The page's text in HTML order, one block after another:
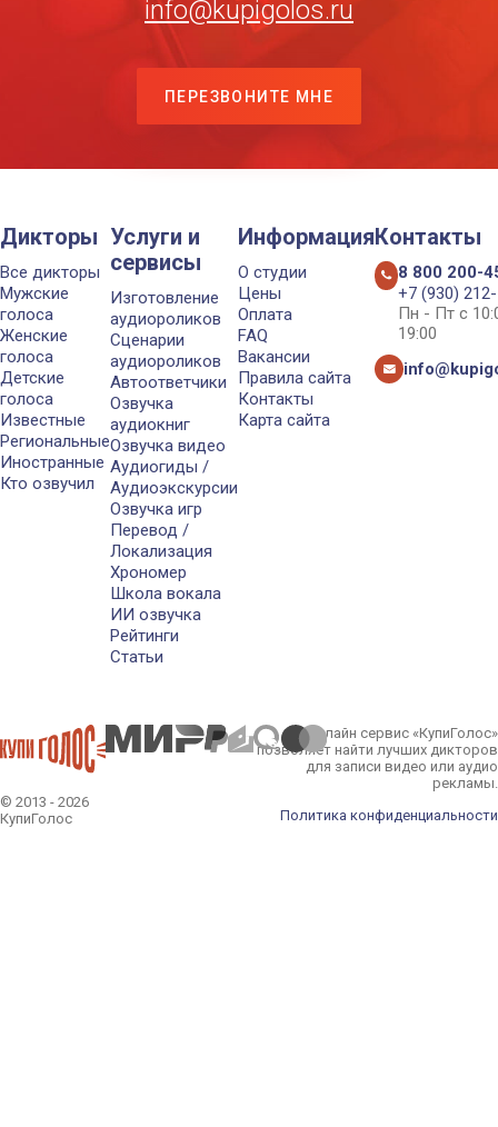
info@kupigolos.ru
ПЕРЕЗВОНИТЕ МНЕ
Дикторы
Все дикторы
Мужские
голоса
Женские
голоса
Детские
голоса
Известные
Региональные
Иностранные
Кто озвучил
Услуги и
сервисы
Изготовление
аудиороликов
Сценарии
аудиороликов
Автоответчики
Озвучка
аудиокниг
Озвучка видео
Аудиогиды /
Аудиоэкскурсии
Озвучка игр
Перевод /
Локализация
Хрономер
Школа вокала
ИИ озвучка
Рейтинги
Статьи
Информация
О студии
Цены
Оплата
FAQ
Вакансии
Правила сайта
Контакты
Карта сайта
Контакты
8 800 200-
+7 (930)
Пн - Пт с
19:00
© 2013 - 2026
КупиГолос
Онлайн сервис «КупиГолос»
позволяет найти лучших дикторов
для записи видео или аудио
рекламы.
Политика конфиденциальности